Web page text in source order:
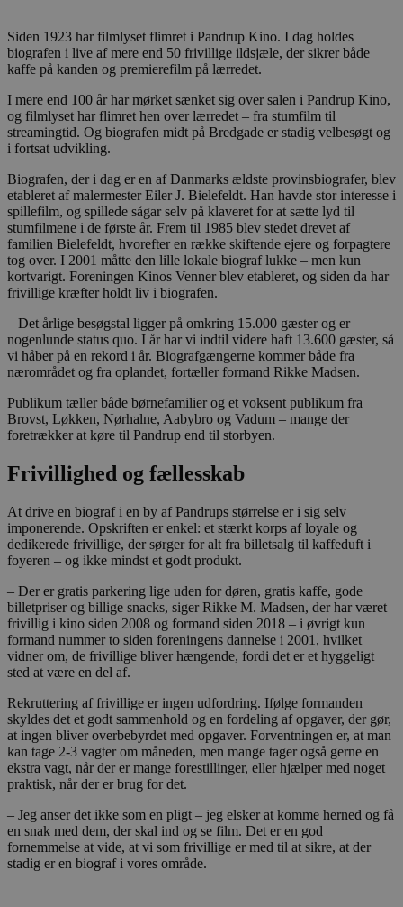
Siden 1923 har filmlyset flimret i Pandrup Kino. I dag holdes
biografen i live af mere end 50 frivillige ildsjæle, der sikrer både
kaffe på kanden og premierefilm på lærredet.
I mere end 100 år har mørket sænket sig over salen i Pandrup Kino,
og filmlyset har flimret hen over lærredet – fra stumfilm til
streamingtid. Og biografen midt på Bredgade er stadig velbesøgt og
i fortsat udvikling.
Biografen, der i dag er en af Danmarks ældste provinsbiografer, blev
etableret af malermester Eiler J. Bielefeldt. Han havde stor interesse i
spillefilm, og spillede sågar selv på klaveret for at sætte lyd til
stumfilmene i de første år. Frem til 1985 blev stedet drevet af
familien Bielefeldt, hvorefter en række skiftende ejere og forpagtere
tog over. I 2001 måtte den lille lokale biograf lukke – men kun
kortvarigt. Foreningen Kinos Venner blev etableret, og siden da har
frivillige kræfter holdt liv i biografen.
– Det årlige besøgstal ligger på omkring 15.000 gæster og er
nogenlunde status quo. I år har vi indtil videre haft 13.600 gæster, så
vi håber på en rekord i år. Biografgængerne kommer både fra
nærområdet og fra oplandet, fortæller formand Rikke Madsen.
Publikum tæller både børnefamilier og et voksent publikum fra
Brovst, Løkken, Nørhalne, Aabybro og Vadum – mange der
foretrækker at køre til Pandrup end til storbyen.
Frivillighed og fællesskab
At drive en biograf i en by af Pandrups størrelse er i sig selv
imponerende. Opskriften er enkel: et stærkt korps af loyale og
dedikerede frivillige, der sørger for alt fra billetsalg til kaffeduft i
foyeren – og ikke mindst et godt produkt.
– Der er gratis parkering lige uden for døren, gratis kaffe, gode
billetpriser og billige snacks, siger Rikke M. Madsen, der har været
frivillig i kino siden 2008 og formand siden 2018 – i øvrigt kun
formand nummer to siden foreningens dannelse i 2001, hvilket
vidner om, de frivillige bliver hængende, fordi det er et hyggeligt
sted at være en del af.
Rekruttering af frivillige er ingen udfordring. Ifølge formanden
skyldes det et godt sammenhold og en fordeling af opgaver, der gør,
at ingen bliver overbebyrdet med opgaver. Forventningen er, at man
kan tage 2-3 vagter om måneden, men mange tager også gerne en
ekstra vagt, når der er mange forestillinger, eller hjælper med noget
praktisk, når der er brug for det.
– Jeg anser det ikke som en pligt – jeg elsker at komme herned og få
en snak med dem, der skal ind og se film. Det er en god
fornemmelse at vide, at vi som frivillige er med til at sikre, at der
stadig er en biograf i vores område.